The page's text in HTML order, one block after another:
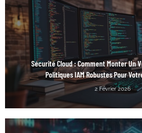
Sécurité Cloud : Comment Monter Un
Politiques IAM Robustes Pour
2 Février 2026